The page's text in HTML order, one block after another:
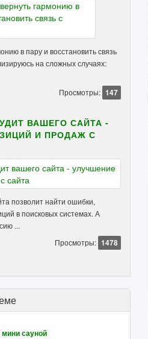
в пару и восстановить связь
на сложных случаях:
Просмотры: 147
ВАШЕГО САЙТА -
И ПРОДАЖ С
позволит найти ошибки,
в поисковых системах. А
...
Просмотры: 1478
мини сауной